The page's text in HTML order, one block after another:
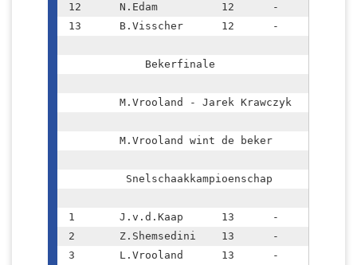
12	N.Edam		12	-	3,5
13	B.Visscher	12	-	0
1	J.v.d.Kaap	13	-	12	K
2	Z.Shemsedini	13	-	11
3	L.Vrooland	13	-	9,5